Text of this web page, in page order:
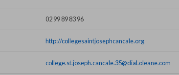
02 99 89 83 96
http://collegesaintjosephcancale.org
college.st.joseph.cancale.35@dial.oleane.com